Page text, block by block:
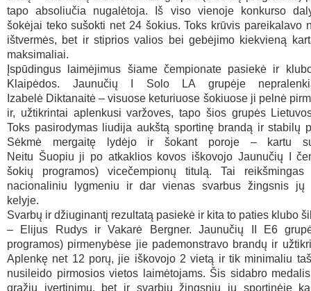
tapo absoliučia nugalėtoja. Iš viso vienoje konkurso
šokėjai teko sušokti net 24 šokius. Toks krūvis pareikalavo
ištvermės, bet ir stiprios valios bei gebėjimo kiekvieną
maksimaliai.
Įspūdingus laimėjimus šiame čempionate pasiekė ir
Klaipėdos. Jaunučių I Solo LA grupėje
Izabelė Diktanaitė – visuose keturiuose šokiuose ji pelnė
ir, užtikrintai aplenkusi varžoves, tapo šios grupės
Toks pasirodymas liudija aukštą sportinę brandą ir stabilų
Sėkmė mergaitę lydėjo ir šokant poroje – kartu
Neitu Šuopiu ji po atkaklios kovos iškovojo Jaunučių I
šokių programos) vicečempionų titulą. Tai reikšmingas
nacionaliniu lygmeniu ir dar vienas svarbus žingsnis jų
kelyje.
Svarbų ir džiuginantį rezultatą pasiekė ir kita to paties klubo
– Elijus Rudys ir Vakarė Bergner. Jaunučių II E6
programos) pirmenybėse jie pademonstravo brandų ir
Aplenkę net 12 porų, jie iškovojo 2 vietą ir tik minimaliu
nusileido pirmosios vietos laimėtojams. Šis sidabro
gražiu įvertinimu, bet ir svarbiu žingsniu jų sportinėje